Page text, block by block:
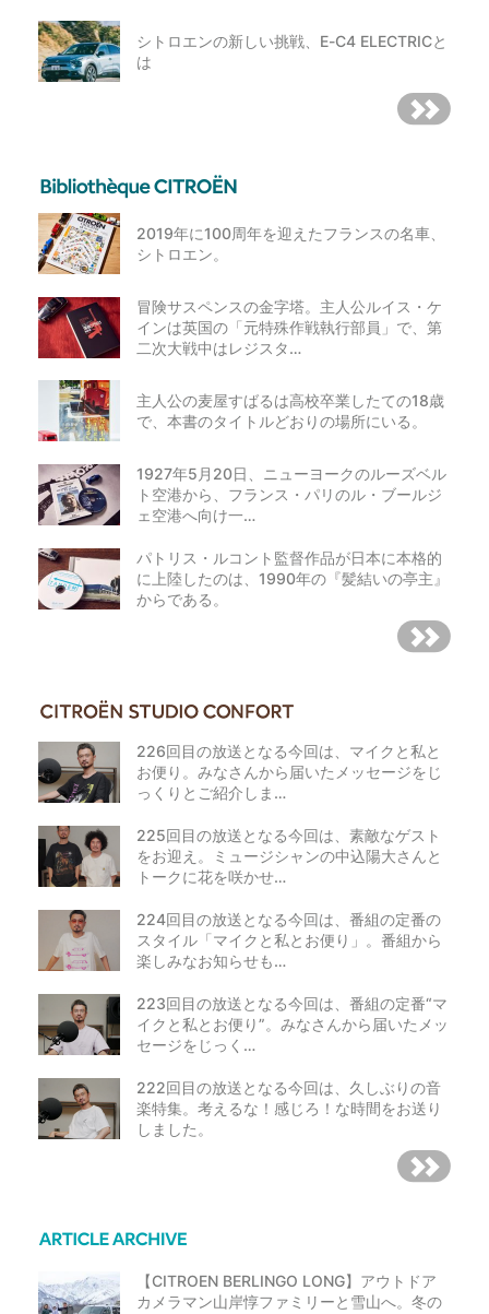
シトロエンの新しい挑戦、E-C4 ELECTRICと
は
2019年に100周年を迎えたフランスの名車、
シトロエン。
冒険サスペンスの金字塔。主人公ルイス・ケ
インは英国の「元特殊作戦執行部員」で、第
二次大戦中はレジスタ…
主人公の麦屋すばるは高校卒業したての18歳
で、本書のタイトルどおりの場所にいる。
1927年5月20日、ニューヨークのルーズベル
ト空港から、フランス・パリのル・ブールジ
ェ空港へ向け一…
パトリス・ルコント監督作品が日本に本格的
に上陸したのは、1990年の『髪結いの亭主』
からである。
226回目の放送となる今回は、マイクと私と
お便り。みなさんから届いたメッセージをじ
っくりとご紹介しま…
225回目の放送となる今回は、素敵なゲスト
をお迎え。ミュージシャンの中込陽大さんと
トークに花を咲かせ…
224回目の放送となる今回は、番組の定番の
スタイル「マイクと私とお便り」。番組から
楽しみなお知らせも…
223回目の放送となる今回は、番組の定番“マ
イクと私とお便り”。みなさんから届いたメッ
セージをじっく…
222回目の放送となる今回は、久しぶりの音
楽特集。考えるな！感じろ！な時間をお送り
しました。
【CITROEN BERLINGO LONG】アウトドア
カメラマン山岸惇ファミリーと雪山へ。冬の